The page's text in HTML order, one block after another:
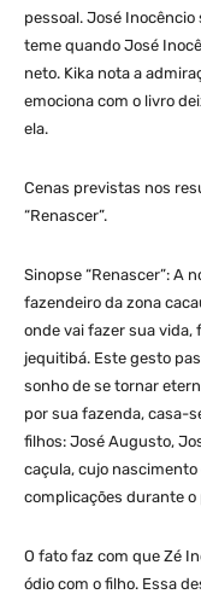
pessoal. José
teme quando José
neto. Kika nota a
emociona com o livro
ela.
Cenas previstas nos
“Renascer”.
Sinopse “Renascer”: A
fazendeiro da zona
onde vai fazer sua vida,
jequitibá. Este gesto
sonho de se tornar
por sua fazenda, casa-
filhos: José Augusto,
caçula, cujo
complicações durante o
O fato faz com que Zé
ódio com o filho. Essa